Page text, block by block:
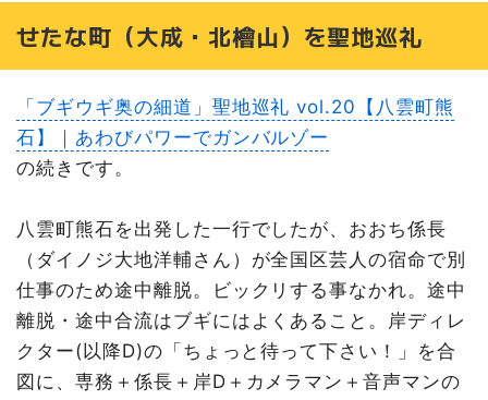
せたな町（大成・北檜山）を聖地巡礼
「ブギウギ奥の細道」聖地巡礼 vol.20【八雲町熊
石】｜あわびパワーでガンバルゾー
の続きです。
八雲町熊石を出発した一行でしたが、おおち係長
（ダイノジ大地洋輔さん）が全国区芸人の宿命で別
仕事のため途中離脱。ビックリする事なかれ。途中
離脱・途中合流はブギにはよくあること。岸ディレ
クター(以降D)の「ちょっと待って下さい！」を合
図に、専務＋係長＋岸D＋カメラマン＋音声マンの